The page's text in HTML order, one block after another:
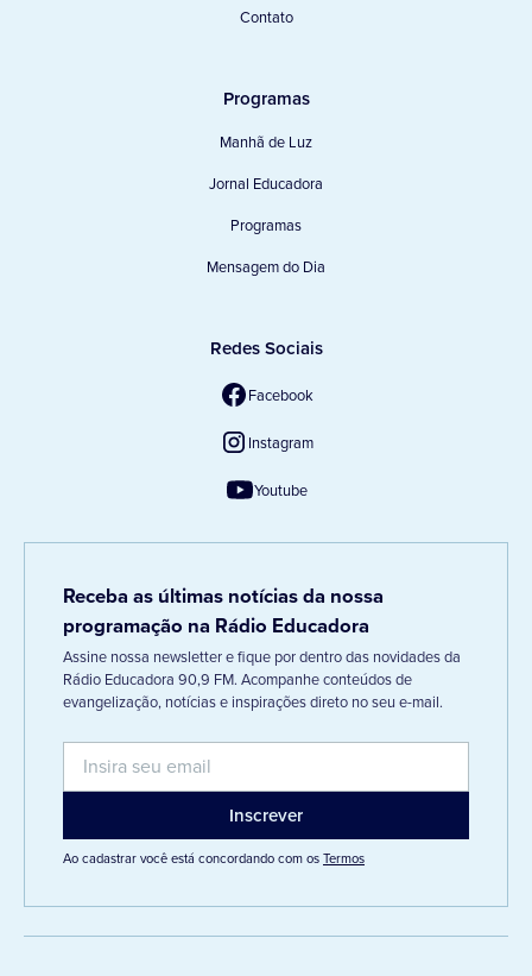
Contato
Programas
Manhã de Luz
Jornal Educadora
Programas
Mensagem do Dia
Redes Sociais
Facebook
Instagram
Youtube
Receba as últimas notícias da nossa
programação na Rádio Educadora
Assine nossa newsletter e fique por dentro das novidades da
Rádio Educadora 90,9 FM. Acompanhe conteúdos de
evangelização, notícias e inspirações direto no seu e-mail.
Ao cadastrar você está concordando com osTermos